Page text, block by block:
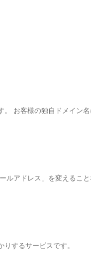
お客様の独自ドメイン
アドレス」を変えるこ
するサービスです。